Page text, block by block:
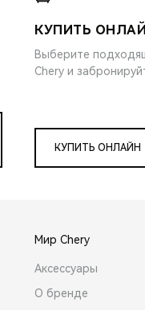
КУПИТЬ
Выберите
Chery и
КУПИТЬ ОНЛАЙН
Мир Chery
Аксессуары
О бренде